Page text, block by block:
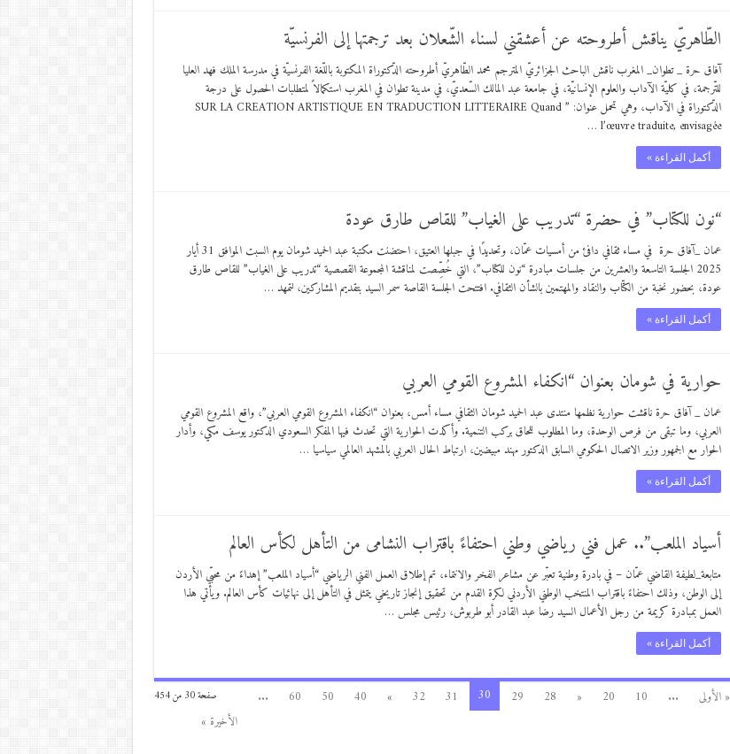
الطّاهريّ يناقش أطروحته عن أعشقني لسناء الشّعلان بعد ترجمتها إلى الفرنسيّة
آفاق حرة _ تطوان_ المغرب ناقش الباحث الجزائريّ المترجم محمد الطّاهريّ أطروحته الدّكتوراة المكتوبة باللّغة الفرنسيّة في مدرسة الملك فهد العليا
للتّرجمة، في كليّة الآداب والعلوم الإنسانيّة، في جامعة عبد المالك السّعديّ، في مدينة تطوان في المغرب استكمالاً لمتطلبات الحصول على درجة
الدّكتوراة في الآداب، وهي تحمل عنوان: ” SUR LA CREATION ARTISTIQUE EN TRADUCTION LITTERAIRE Quand
l’œuvre traduite, envisagée …
أكمل القراءة »
“نون للكتاب” في حضرة “تدريب على الغياب” للقاص طارق عودة
عمان _آفاق حرة في مساء ثقافي دافئ من أمسيات عمّان، وتحديدًا في جبلها العتيق، احتضنت مكتبة عبد الحميد شومان يوم السبت الموافق 31 أيار
2025 الجلسة التاسعة والعشرين من جلسات مبادرة “نون للكتاب”، التي خُصِّصت لمناقشة المجموعة القصصية “تدريب على الغياب” للقاص طارق
عودة، بحضور نخبة من الكتّاب والنقاد والمهتمين بالشأن الثقافي. افتتحت الجلسة القاصة سمر السيد بتقديم المشاركين، لتمهد …
أكمل القراءة »
حوارية في شومان بعنوان “انكفاء المشروع القومي العربي
عمان _ آفاق حرة ناقشت حوارية نظمها منتدى عبد الحميد شومان الثقافي مساء أمس، بعنوان “انكفاء المشروع القومي العربي”، واقع المشروع القومي
العربي، وما تبقى من فرص الوحدة، وما المطلوب للحاق بركب التنمية. وأكدت الحوارية التي تحدث فيها المفكر السعودي الدكتور يوسف مكي، وأدار
الحوار مع الجمهور وزير الاتصال الحكومي السابق الدكتور مهند مبيضين، ارتباط الحال العربي بالمشهد العالمي سياسيا …
أكمل القراءة »
أسياد الملعب”.. عمل فني رياضي وطني احتفاءً باقتراب النشامى من التأهل لكأس العالم
متابعة_لطيفة القاضي عمّان – في بادرة وطنية تعبّر عن مشاعر الفخر والانتماء، تم إطلاق العمل الفني الرياضي “أسياد الملعب” إهداءً من محبّي الأردن
إلى الوطن، وذلك احتفاءً باقتراب المنتخب الوطني الأردني لكرة القدم من تحقيق إنجاز تاريخي يتمثل في التأهل إلى نهائيات كأس العالم. ويأتي هذا
العمل بمبادرة كريمة من رجل الأعمال السيد رضا عبد القادر أبو طربوش، رئيس مجلس …
أكمل القراءة »
صفحة 30 من 454 « الأولى ...
10
20
«
28
29
30
31
32
»
40
50
60
...
الأخيرة »